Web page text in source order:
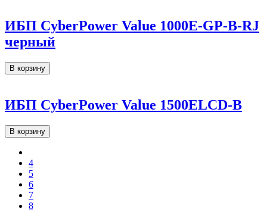
ИБП CyberPower Value 1000E-GP-B-RJ
черный
В корзину
ИБП CyberPower Value 1500ELCD-B
В корзину
4
5
6
7
8